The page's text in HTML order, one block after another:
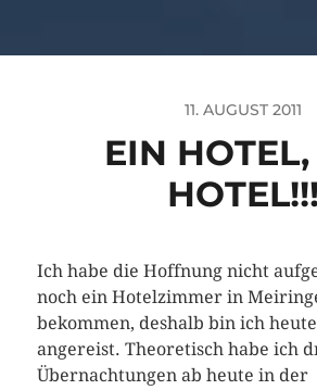
11. AUGUST 2011
EIN
HOTEL!!!
Ich habe die Hoffnung nicht
noch ein Hotelzimmer in
bekommen, deshalb bin ich
angereist. Theoretisch habe ich
Übernachtungen ab heute in der